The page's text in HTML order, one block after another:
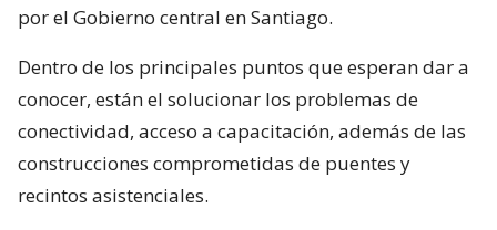
por el Gobierno central en Santiago.
Dentro de los principales puntos que esperan dar a
conocer, están el solucionar los problemas de
conectividad, acceso a capacitación, además de las
construcciones comprometidas de puentes y
recintos asistenciales.